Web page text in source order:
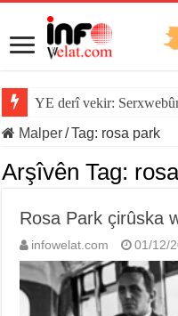
YE derî vekir:
Malper/Tag: rosa park
Arşîvên Tag:
Rosa Park çirûska
infowelat.com 01/12/